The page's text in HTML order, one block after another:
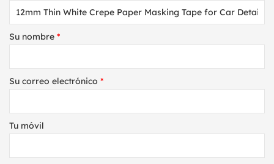
Su nombre *
Su correo electrónico *
Tu móvil